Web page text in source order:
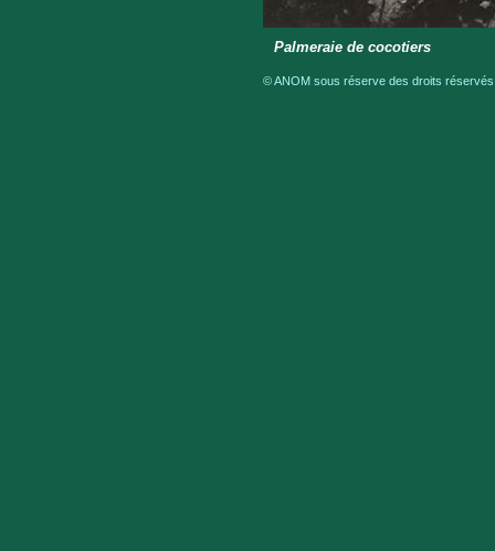
Palmeraie de cocotiers
© ANOM sous réserve des droits